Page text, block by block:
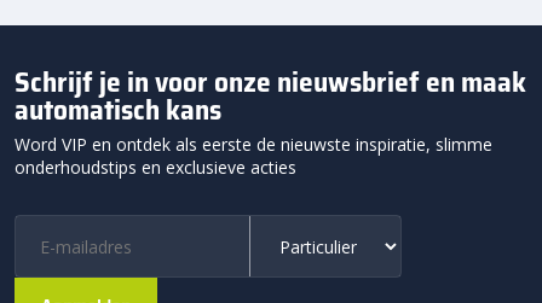
Schrijf je in voor onze nieuwsbrief en maak
automatisch kans
Word VIP en ontdek als eerste de nieuwste inspiratie, slimme
onderhoudstips en exclusieve acties